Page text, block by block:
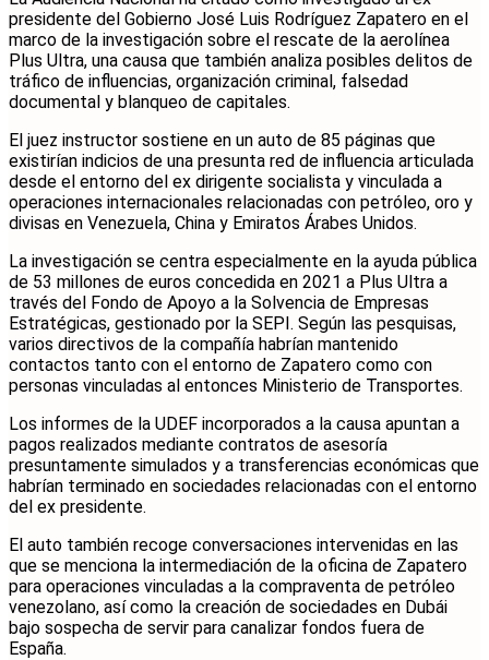
presidente del Gobierno José Luis Rodríguez Zapatero en el
marco de la investigación sobre el rescate de la aerolínea
Plus Ultra, una causa que también analiza posibles delitos de
tráfico de influencias, organización criminal, falsedad
documental y blanqueo de capitales.
El juez instructor sostiene en un auto de 85 páginas que
existirían indicios de una presunta red de influencia articulada
desde el entorno del ex dirigente socialista y vinculada a
operaciones internacionales relacionadas con petróleo, oro y
divisas en Venezuela, China y Emiratos Árabes Unidos.
La investigación se centra especialmente en la ayuda pública
de 53 millones de euros concedida en 2021 a Plus Ultra a
través del Fondo de Apoyo a la Solvencia de Empresas
Estratégicas, gestionado por la SEPI. Según las pesquisas,
varios directivos de la compañía habrían mantenido
contactos tanto con el entorno de Zapatero como con
personas vinculadas al entonces Ministerio de Transportes.
Los informes de la UDEF incorporados a la causa apuntan a
pagos realizados mediante contratos de asesoría
presuntamente simulados y a transferencias económicas que
habrían terminado en sociedades relacionadas con el entorno
del ex presidente.
El auto también recoge conversaciones intervenidas en las
que se menciona la intermediación de la oficina de Zapatero
para operaciones vinculadas a la compraventa de petróleo
venezolano, así como la creación de sociedades en Dubái
bajo sospecha de servir para canalizar fondos fuera de
España.